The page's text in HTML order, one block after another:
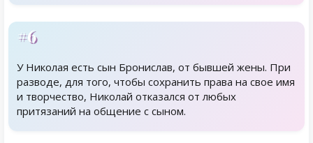
#6
У Николая есть сын Бронислав, от бывшей жены. При
разводе, для того, чтобы сохранить права на свое имя
и творчество, Николай отказался от любых
притязаний на общение с сыном.